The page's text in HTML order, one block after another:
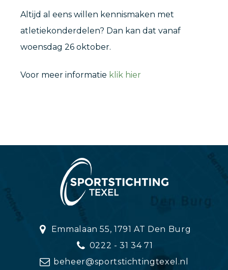
Altijd al eens willen kennismaken met
atletiekonderdelen? Dan kan dat vanaf
woensdag 26 oktober.
Voor meer informatie klik hier
Emmalaan 55, 1791 AT Den Burg
0222 - 31 34 71
beheer@sportstichtingtexel.nl